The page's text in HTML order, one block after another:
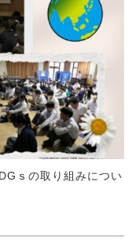
ｓの取り組みについ